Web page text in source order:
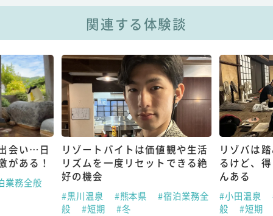
関連する体験談
会い…日
がある！
業務全般
リゾートバイトは価値観や生活
リズムを一度リセットできる絶
好の機会
#黒川温泉 #熊本県
#宿泊業務全
般
#短期 #冬
リゾバは
るけど、
んある
#小田温泉
般
#短期